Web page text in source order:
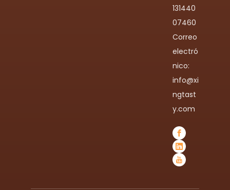
131440
07460
Correo
electró
nico:
info@xi
ngtast
y.com